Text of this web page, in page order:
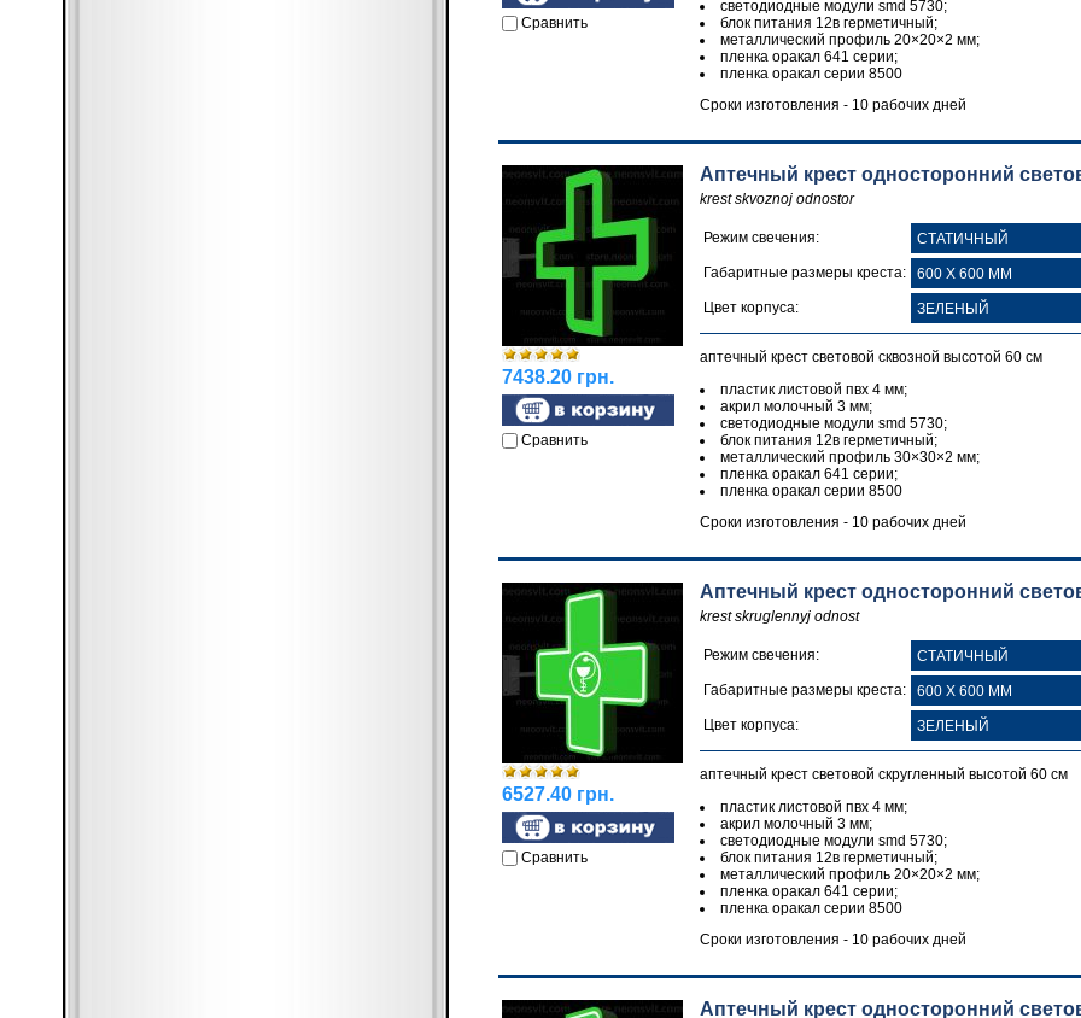
Сравнить
светодиодные модули smd 5730;
блок питания 12в герметичный;
металлический профиль 20×20×2 мм;
пленка оракал 641 серии;
пленка оракал серии 8500
Сроки изготовления - 10 рабочих дней
7438.20 грн.
Сравнить
Аптечный крест односторонний
krest skvoznoj odnostor
Режим свечения:
Габаритные размеры креста:
Цвет корпуса:
аптечный крест световой сквозной высотой 60 см
пластик листовой пвх 4 мм;
акрил молочный 3 мм;
светодиодные модули smd 5730;
блок питания 12в герметичный;
металлический профиль 30×30×2 мм;
пленка оракал 641 серии;
пленка оракал серии 8500
Сроки изготовления - 10 рабочих дней
6527.40 грн.
Сравнить
Аптечный крест односторонний
krest skruglennyj odnost
Режим свечения:
Габаритные размеры креста:
Цвет корпуса:
аптечный крест световой скругленный высотой 60 см
пластик листовой пвх 4 мм;
акрил молочный 3 мм;
светодиодные модули smd 5730;
блок питания 12в герметичный;
металлический профиль 20×20×2 мм;
пленка оракал 641 серии;
пленка оракал серии 8500
Сроки изготовления - 10 рабочих дней
Аптечный крест односторонний